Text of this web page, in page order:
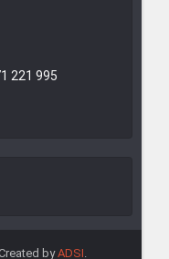
221 995
byADSI.